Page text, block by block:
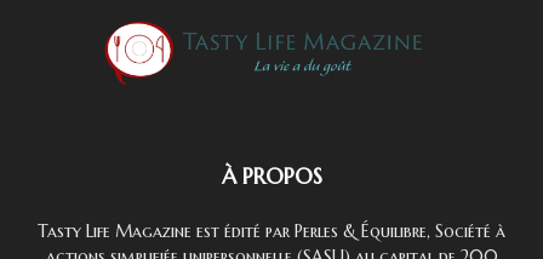
À PROPOS
Tasty Life Magazine est édité par Perles & Équilibre, Société à